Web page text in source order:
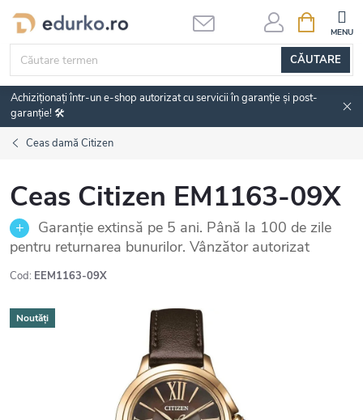
Treci
conținut
CĂUTARE
DE
Achiziționați într-un e-shop autorizat cu servicii în garanție și post-
garanție! 🛠️
Ceas damă Citizen
Ceas Citizen EM1163-09X
Garanție extinsă pe 5 ani. Până la 100 de zile
pentru returnarea bunurilor. Vânzător autorizat
Cod: EEM1163-09X
Noutăți